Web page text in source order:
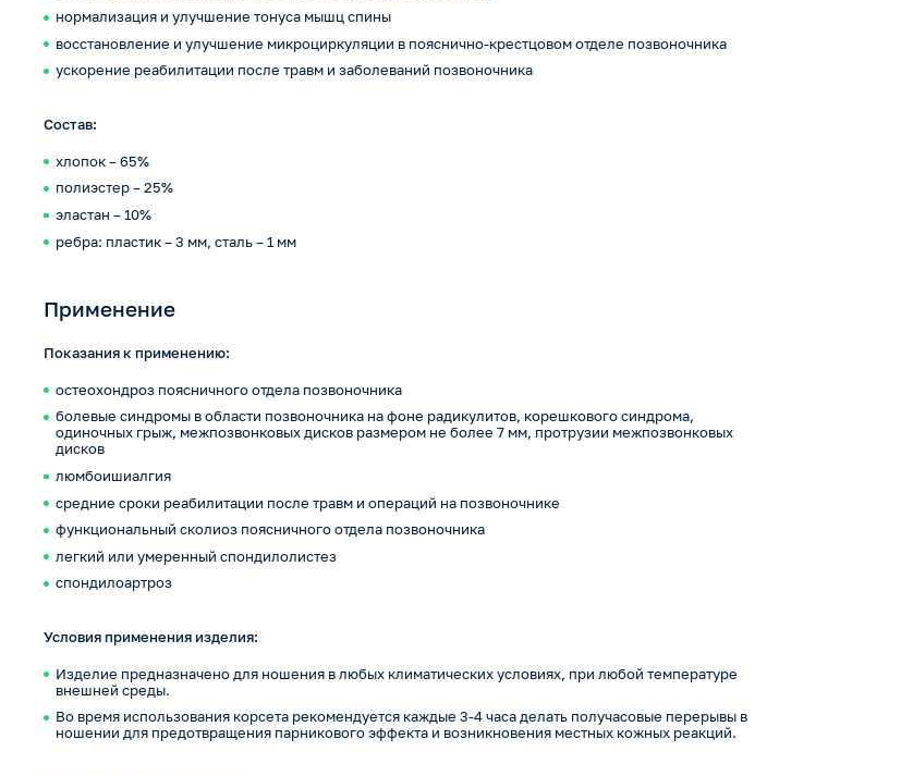
нормализация и улучшение тонуса мышц спины
восстановление и улучшение микроциркуляции в пояснично-крестцовом отделе позвоночника
ускорение реабилитации после травм и заболеваний позвоночника
Cостав:
хлопок – 65%
полиэстер – 25%
эластан – 10%
ребра: пластик – 3 мм, сталь – 1 мм
Применение
Показания к применению:
остеохондроз поясничного отдела позвоночника
болевые синдромы в области позвоночника на фоне радикулитов, корешкового синдрома,
одиночных грыж, межпозвонковых дисков размером не более 7 мм, протрузии межпозвонковых
дисков
люмбоишиалгия
средние сроки реабилитации после травм и операций на позвоночнике
функциональный сколиоз поясничного отдела позвоночника
легкий или умеренный спондилолистез
спондилоартроз
Условия применения изделия:
Изделие предназначено для ношения в любых климатических условиях, при любой температуре
внешней среды.
Во время использования корсета рекомендуется каждые 3-4 часа делать получасовые перерывы в
ношении для предотвращения парникового эффекта и возникновения местных кожных реакций.